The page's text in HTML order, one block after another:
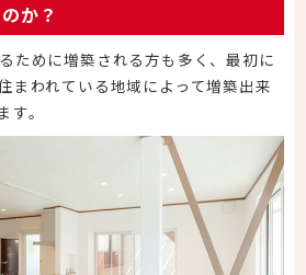
か？
ために増築される方も多く、最初に
まわれている地域によって増築出来
。